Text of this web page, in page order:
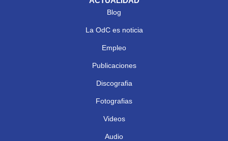
Blog
La OdC es noticia
Empleo
Publicaciones
Discografia
Fotografias
Videos
Audio